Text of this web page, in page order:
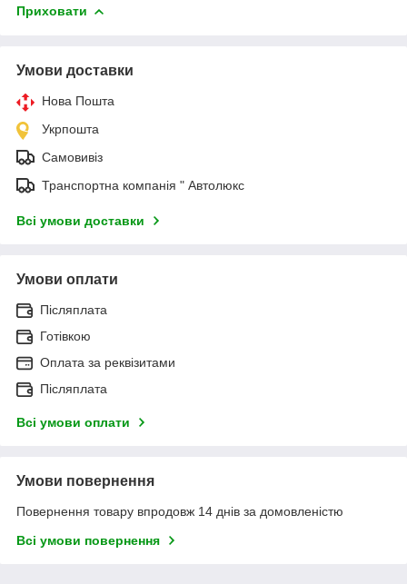
Приховати
Умови доставки
Нова Пошта
Укрпошта
Самовивіз
Транспортна компанія " Автолюкс
Всі умови доставки
Умови оплати
Післяплата
Готівкою
Оплата за реквізитами
Післяплата
Всі умови оплати
Умови повернення
Повернення товару впродовж 14 днів за домовленістю
Всі умови повернення